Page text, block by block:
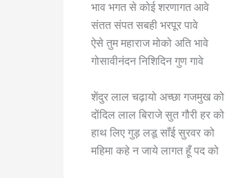
भाव भगत से कोई शरणागत आवे
संतत संपत सबही भरपूर पावे
ऐसे तुम महाराज मोको अति भावे
गोसावीनंदन निशिदिन गुण गावे
शेंदुर लाल चढ़ायो अच्छा गजमुख को
दोंदिल लाल बिराजे सुत गौरी हर को
हाथ लिए गुड़ लडू साँई सुरवर को
महिमा कहे न जाये लागत हूँ पद को